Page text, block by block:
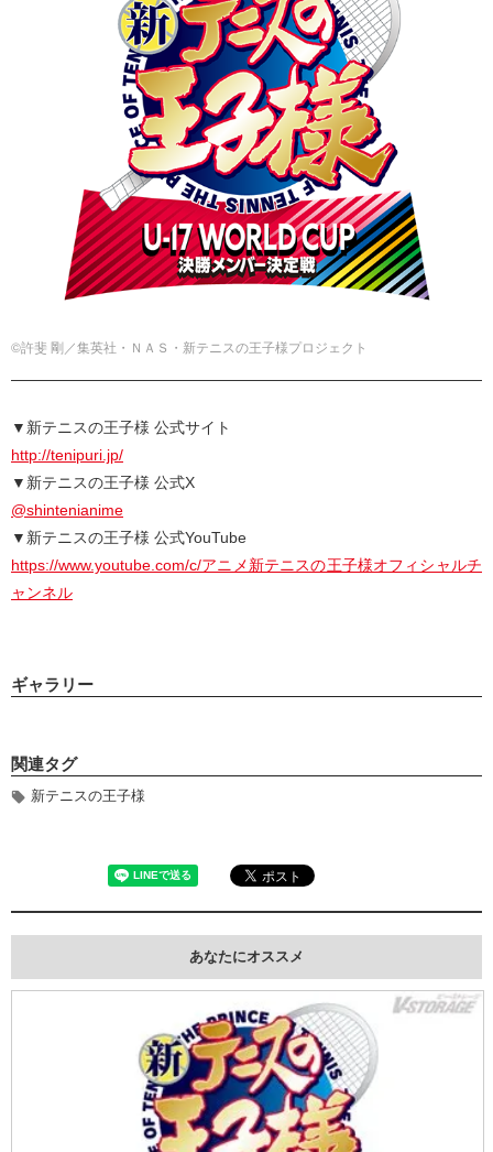
©許斐 剛／集英社・ＮＡＳ・新テニスの王⼦様プロジェクト
▼新テニスの王子様 公式サイト
http://tenipuri.jp/
▼新テニスの王子様 公式X
@shintenianime
▼新テニスの王子様 公式YouTube
https://www.youtube.com/c/アニメ新テニスの王⼦様オフィシャルチ
ャンネル
ギャラリー
関連タグ
新テニスの王子様
あなたにオススメ